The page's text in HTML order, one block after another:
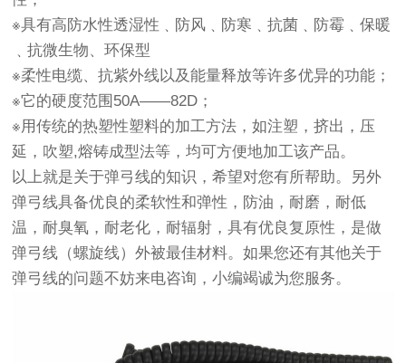
※具有高防水性透湿性﹑防风﹑防寒﹑抗菌﹑防霉﹑保暖
﹑抗微生物、环保型
※柔性电缆、抗紫外线以及能量释放等许多优异的功能；
※它的硬度范围50A——82D；
※用传统的热塑性塑料的加工方法，如注塑，挤出，压
延，吹塑,熔铸成型法等，均可方便地加工该产品。
以上就是关于弹弓线的知识，希望对您有所帮助。另外
弹弓线具备优良的柔软性和弹性，防油，耐磨，耐低
温，耐臭氧，耐老化，耐辐射，具有优良复原性，是做
弹弓线（螺旋线）外被最佳材料。如果您还有其他关于
弹弓线的问题不妨来电咨询，小编竭诚为您服务。